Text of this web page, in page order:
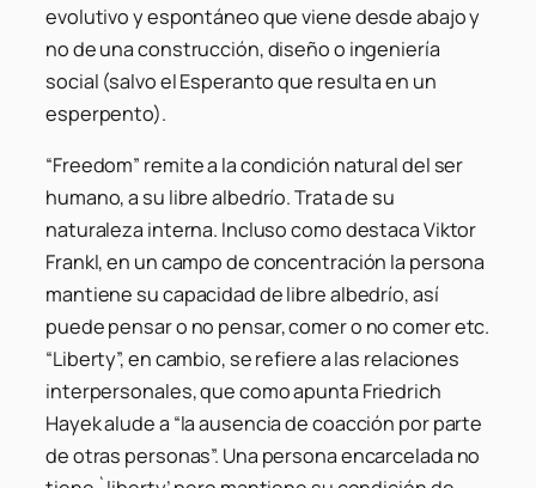
evolutivo y espontáneo que viene desde abajo y
no de una construcción, diseño o ingeniería
social (salvo el Esperanto que resulta en un
esperpento).
“Freedom” remite a la condición natural del ser
humano, a su libre albedrío. Trata de su
naturaleza interna. Incluso como destaca Viktor
Frankl, en un campo de concentración la persona
mantiene su capacidad de libre albedrío, así
puede pensar o no pensar, comer o no comer etc.
“Liberty”, en cambio, se refiere a las relaciones
interpersonales, que como apunta Friedrich
Hayek alude a “la ausencia de coacción por parte
de otras personas”. Una persona encarcelada no